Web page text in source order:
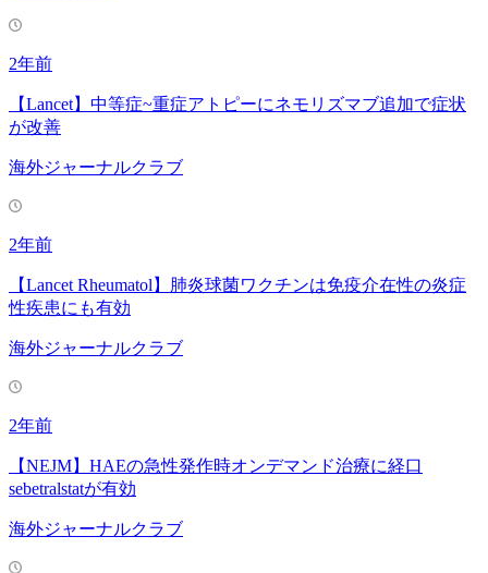
2年前
【Lancet】中等症~重症アトピーにネモリズマブ追加で症状
が改善
海外ジャーナルクラブ
2年前
【Lancet Rheumatol】肺炎球菌ワクチンは免疫介在性の炎症
性疾患にも有効
海外ジャーナルクラブ
2年前
【NEJM】HAEの急性発作時オンデマンド治療に経口
sebetralstatが有効
海外ジャーナルクラブ